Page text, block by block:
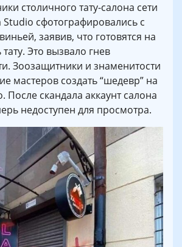
столичного тату-салона сети
сфотографировались с
заявив, что готовятся на
тату. Это вызвало гнев
Зоозащитники и знаменитости
мастеров создать “шедевр” на
После скандала аккаунт салона
недоступен для просмотра.